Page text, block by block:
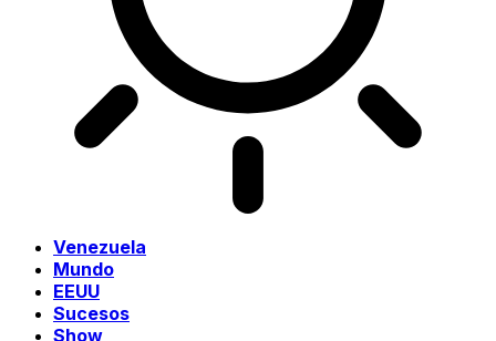
Venezuela
Mundo
EEUU
Sucesos
Show